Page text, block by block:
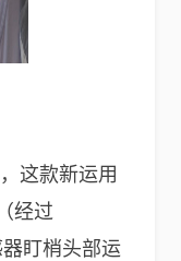
这款新运用
经过
盯梢头部运